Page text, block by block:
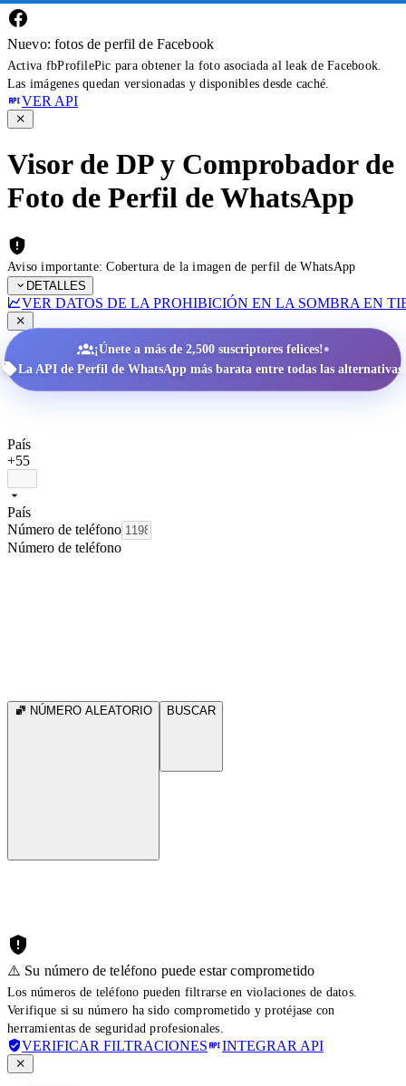
Nuevo: fotos de perfil de Facebook
Activa fbProfilePic para obtener la foto asociada al leak de Facebook.
Las imágenes quedan versionadas y disponibles desde caché.
VER API
Visor de DP y Comprobador de
Foto de Perfil de WhatsApp
Aviso importante: Cobertura de la imagen de perfil de WhatsApp
DETALLES
VER DATOS DE LA PROHIBICIÓN EN LA SOMBRA EN
¡Únete a más de 2,500 suscriptores felices!•
La API de Perfil de WhatsApp más barata entre todas las alternativas.
País
+55
País
Número de teléfono
Número de teléfono
NÚMERO ALEATORIO BUSCAR
⚠️ Su número de teléfono puede estar comprometido
Los números de teléfono pueden filtrarse en violaciones de datos.
Verifique si su número ha sido comprometido y protéjase con
herramientas de seguridad profesionales.
VERIFICAR FILTRACIONES INTEGRAR API